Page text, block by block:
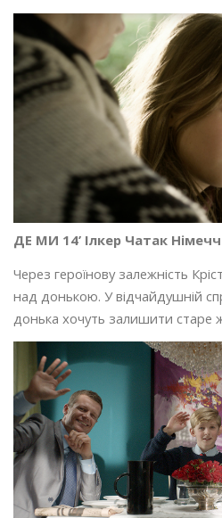
ДЕ МИ 14’ Ілкер Чатак
Через героїнову залежність
над донькою. У відчайдушній
донька хочуть залишити старе